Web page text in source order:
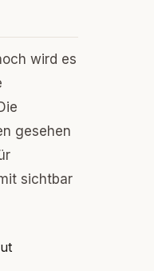
wird es
gesehen
sichtbar